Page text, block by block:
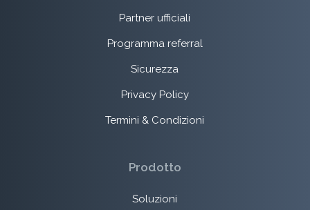
Partner ufficiali
Programma referral
Sicurezza
Privacy Policy
Termini & Condizioni
Prodotto
Soluzioni